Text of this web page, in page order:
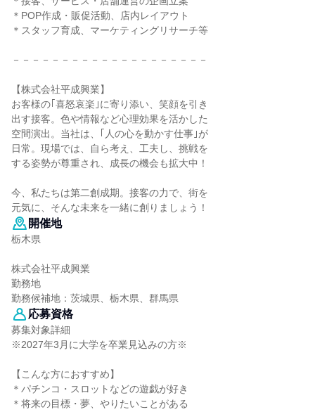
＊POP作成・販促活動、店内レイアウト
＊スタッフ育成、マーケティングリサーチ等
－－－－－－－－－－－－－－－－－－－－
【株式会社平成興業】
お客様の｢喜怒哀楽｣に寄り添い、笑顔を引き
出す接客。色や情報など心理効果を活かした
空間演出。当社は、｢人の心を動かす仕事｣が
日常。現場では、自ら考え、工夫し、挑戦を
する姿勢が尊重され、成長の機会も拡大中！
今、私たちは第二創成期。接客の力で、街を
元気に、そんな未来を一緒に創りましょう！
開催地
栃木県
株式会社平成興業
勤務地
勤務候補地：茨城県、栃木県、群馬県
応募資格
募集対象詳細
※2027年3月に大学を卒業見込みの方※
【こんな方におすすめ】
＊パチンコ・スロットなどの遊戯が好き
＊将来の目標・夢、やりたいことがある